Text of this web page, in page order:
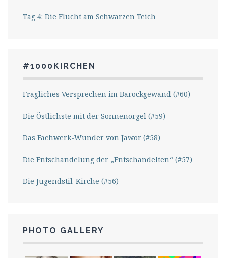
Tag 4: Die Flucht am Schwarzen Teich
#1000KIRCHEN
Fragliches Versprechen im Barockgewand (#60)
Die Östlichste mit der Sonnenorgel (#59)
Das Fachwerk-Wunder von Jawor (#58)
Die Entschandelung der „Entschandelten“ (#57)
Die Jugendstil-Kirche (#56)
PHOTO GALLERY